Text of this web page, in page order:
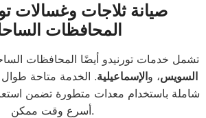
صيانة ثلاجات وغسالات
المحافظات
تشمل خدمات تورنيدو أيضًا المحافظات
السويس، والإسماعيلية. الخدمة متاحة طوال
شاملة باستخدام معدات متطورة تضمن
أسرع وقت ممكن.